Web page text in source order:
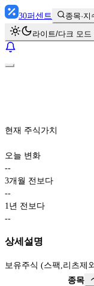
30퍼센트 종목·지
라이트/다크 모드
현재 주식가치
오늘 변화
--
3개월 전보다
--
1년 전보다
--
상세설명
보유주식 (스팩,리츠제
종목